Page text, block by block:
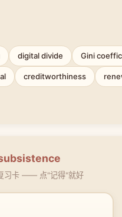
digital divide Gini
creditworthiness
习卡 —— 点"记得"就好